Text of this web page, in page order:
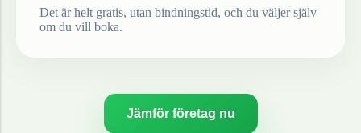
Det är helt gratis, utan bindningstid, och du väljer själv
om du vill boka.
Jämför företag nu